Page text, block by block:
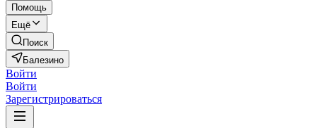
Помощь
Ещё
Поиск
Балезино
Войти
Войти
Зарегистрироваться